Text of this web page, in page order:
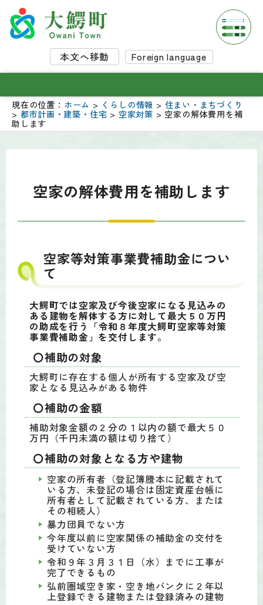
本文へ移動 Foreign language
現在の位置： ホーム > くらしの情報 > 住まい・まちづくり
> 都市計画・建築・住宅 > 空家対策 > 空家の解体費用を補
助します
空家の解体費用を補助します
空家等対策事業費補助金につい
て
大鰐町では空家及び今後空家になる見込みの
ある建物を解体する方に対して最大５０万円
の助成を行う 「令和８年度大鰐町空家等対策
事業費補助金」を交付します。
〇補助の対象
大鰐町に存在する個人が所有する空家及び空
家となる見込みがある物件
〇補助の金額
補助対象金額の２分の１以内の額で最大５０
万円（千円未満の額は切り捨て）
〇補助の対象となる方や建物
空家の所有者（登記簿謄本に記載されて
いる方、未登記の場合は固定資産台帳に
所有者として記載されている方、または
その相続人）
暴力団員でない方
今年度以前に空家関係の補助金の交付を
受けていない方
令和９年３月３１日（水）までに工事が
完了できるもの
弘前圏域空き家・空き地バンクに２年以
上登録できる建物または登録済みの建物